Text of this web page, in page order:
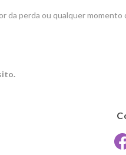
da perda ou qualquer